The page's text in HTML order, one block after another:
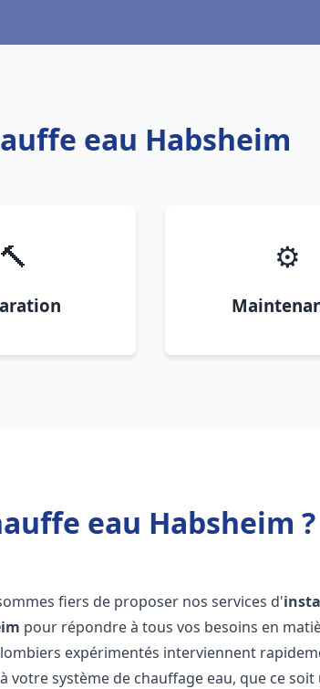
eau Habsheim
🔨 ⚙️
eau Habsheim ?
fiers de proposer nos services d'
pour répondre à tous vos besoins en
expérimentés interviennent
votre système de chauffage eau, que ce soit